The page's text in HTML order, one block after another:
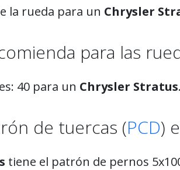
la rueda para un Chrysler
para las
40 para un Chrysler Stratus.
de tuercas (PCD)
tiene el patrón de pernos